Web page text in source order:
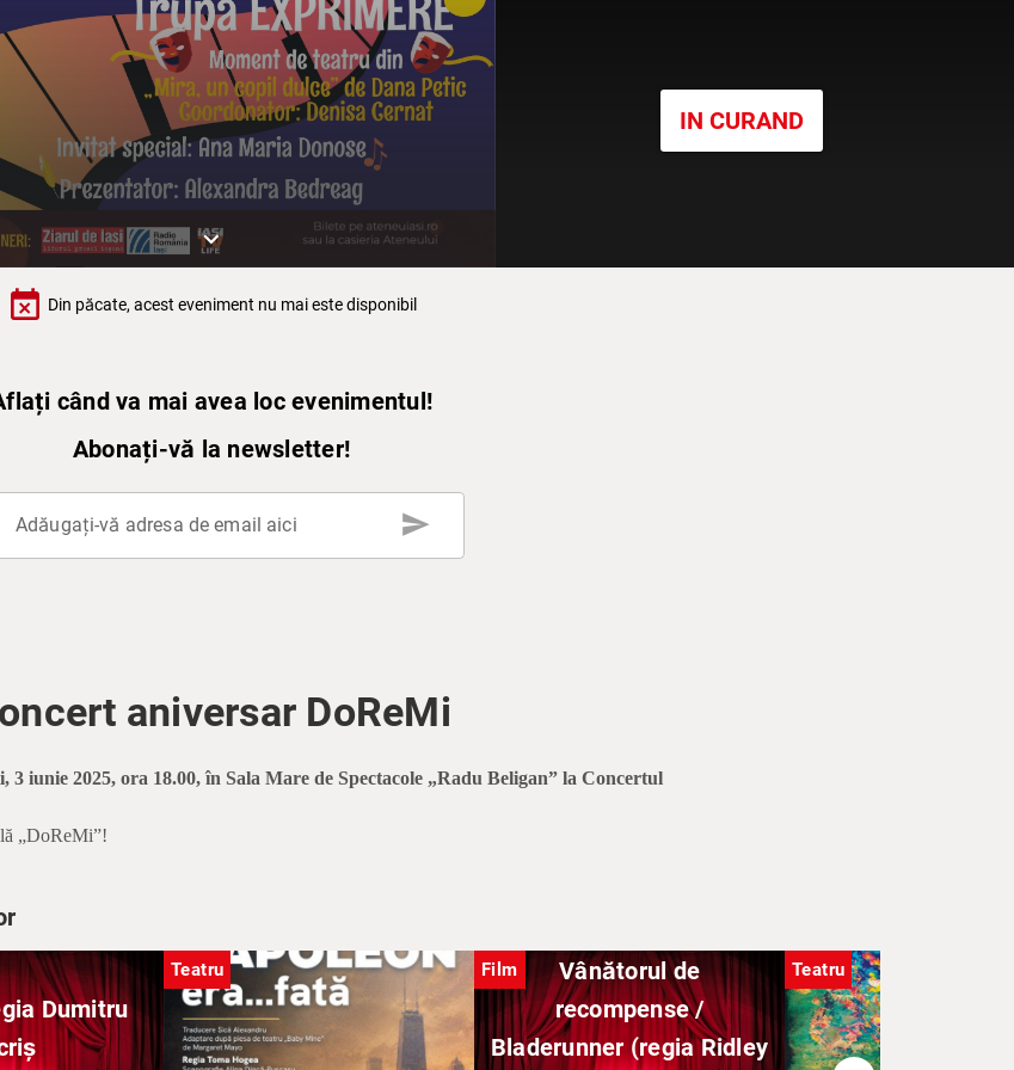
IN CURAND
keyboard_arrow_down
event_busy Din păcate, acest eveniment nu mai este disponibil
când va mai avea loc evenimentul!
Abonați-vă la newsletter!
Adăugați-vă adresa de email aici send
aniversar DoReMi
3 iunie 2025, ora 18.00, în Sala Mare de Spectacole „Radu Beligan” la Concertul
„DoReMi”!
Dumitru
Teatru Film
Vânătorul de
recompense /
Bladerunner (regia Ridley
Teatru